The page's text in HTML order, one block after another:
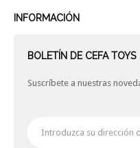
INFORMACIÓN
BOLETÍN DE CEFA TOYS
Suscríbete a nuestras